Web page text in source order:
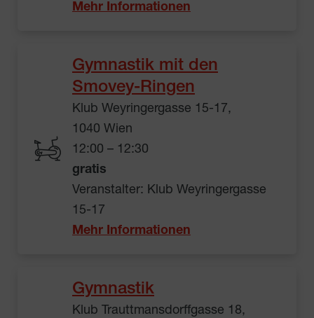
Mehr Informationen
Gymnastik mit den
Smovey-Ringen
Klub Weyringergasse 15-17,
1040 Wien
12:00 – 12:30
gratis
Veranstalter: Klub Weyringergasse
15-17
Mehr Informationen
Gymnastik
Klub Trauttmansdorffgasse 18,